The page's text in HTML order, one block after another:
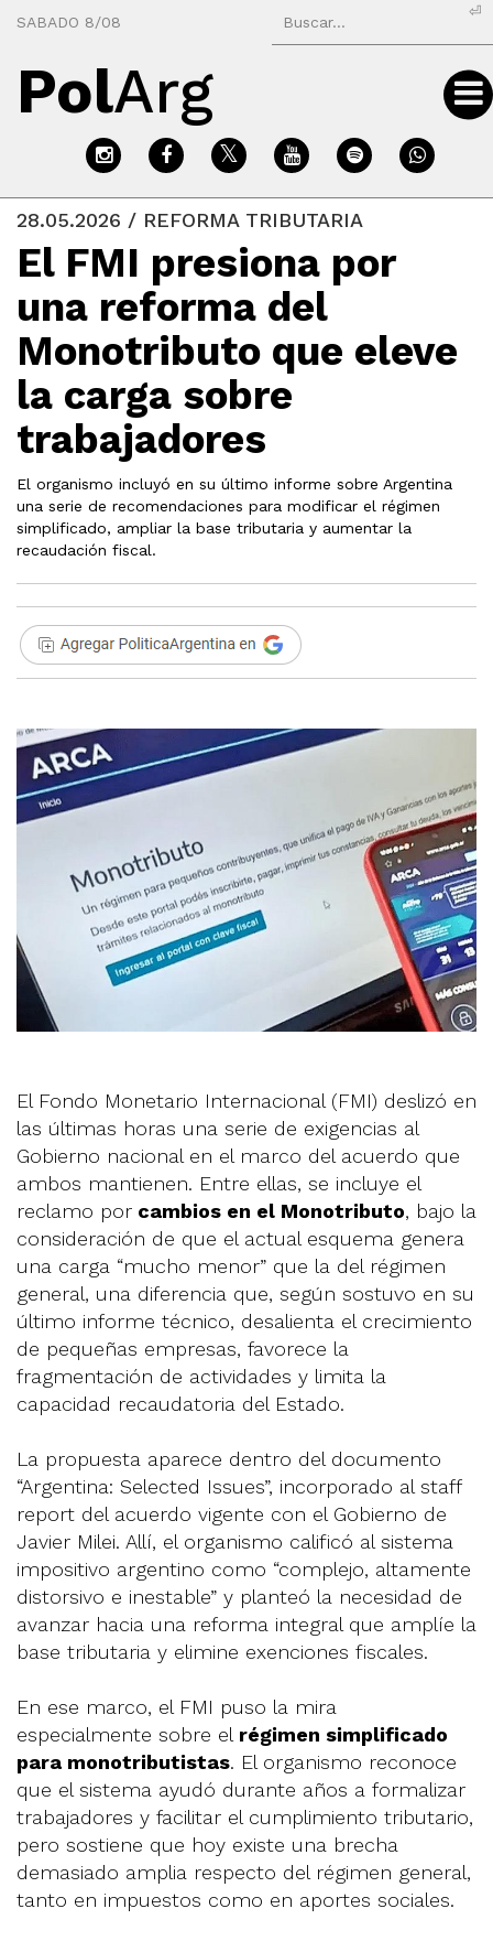
SABADO 8/08
⏎
PolArg
28.05.2026 / REFORMA TRIBUTARIA
El FMI presiona por
una reforma del
Monotributo que eleve
la carga sobre
trabajadores
El organismo incluyó en su último informe sobre Argentina
una serie de recomendaciones para modificar el régimen
simplificado, ampliar la base tributaria y aumentar la
recaudación fiscal.
El Fondo Monetario Internacional (FMI) deslizó en
las últimas horas una serie de exigencias al
Gobierno nacional en el marco del acuerdo que
ambos mantienen. Entre ellas, se incluye el
reclamo por cambios en el Monotributo, bajo la
consideración de que el actual esquema genera
una carga “mucho menor” que la del régimen
general, una diferencia que, según sostuvo en su
último informe técnico, desalienta el crecimiento
de pequeñas empresas, favorece la
fragmentación de actividades y limita la
capacidad recaudatoria del Estado.
La propuesta aparece dentro del documento
“Argentina: Selected Issues”, incorporado al staff
report del acuerdo vigente con el Gobierno de
Javier Milei. Allí, el organismo calificó al sistema
impositivo argentino como “complejo, altamente
distorsivo e inestable” y planteó la necesidad de
avanzar hacia una reforma integral que amplíe la
base tributaria y elimine exenciones fiscales.
En ese marco, el FMI puso la mira
especialmente sobre el régimen simplificado
para monotributistas. El organismo reconoce
que el sistema ayudó durante años a formalizar
trabajadores y facilitar el cumplimiento tributario,
pero sostiene que hoy existe una brecha
demasiado amplia respecto del régimen general,
tanto en impuestos como en aportes sociales.